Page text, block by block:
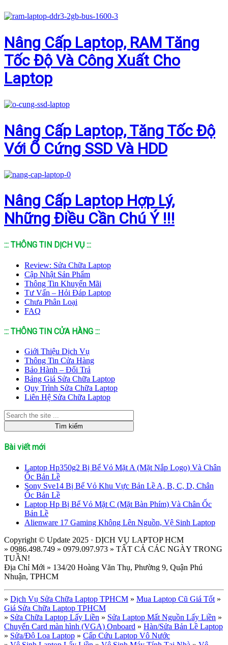
Nâng Cấp Laptop, RAM Tăng
Tốc Độ Và Công Xuất Cho
Laptop
Nâng Cấp Laptop, Tăng Tốc Độ
Với Ổ Cứng SSD Và HDD
Nâng Cấp Laptop Hợp Lý,
Những Điều Cần Chú Ý !!!
::: THÔNG TIN DỊCH VỤ :::
Review: Sửa Chữa Laptop
Cập Nhật Sản Phẩm
Thông Tin Khuyến Mãi
Tư Vấn – Hỏi Đáp Laptop
Chưa Phân Loại
FAQ
::: THÔNG TIN CỬA HÀNG :::
Giới Thiệu Dịch Vụ
Thông Tin Cửa Hàng
Bảo Hành – Đổi Trả
Bảng Giá Sửa Chữa Laptop
Quy Trình Sửa Chữa Laptop
Liên Hệ Sửa Chữa Laptop
Bài viết mới
Laptop Hp350g2 Bị Bể Vỏ Mặt A (Mặt Nắp Logo) Và Chân
Ốc Bản Lề
Sony Sve14 Bị Bể Vỏ Khu Vực Bản Lề A, B, C, D, Chân
Ốc Bản Lề
Laptop Hp Bị Bể Vỏ Mặt C (Mặt Bàn Phím) Và Chân Ốc
Bản Lề
Alienware 17 Gaming Không Lên Nguồn, Vệ Sinh Laptop
Copyright © Update 2025 · DỊCH VỤ LAPTOP HCM
» 0986.498.749 » 0979.097.973 » TẤT CẢ CÁC NGÀY TRONG
TUẦN!
Địa Chỉ Mới » 134/20 Hoàng Văn Thụ, Phường 9, Quận Phú
Nhuận, TPHCM
» Dịch Vụ Sửa Chữa Laptop TPHCM » Mua Laptop Cũ Giá Tốt »
Giá Sửa Chữa Laptop TPHCM
» Sửa Chữa Laptop Lấy Liền » Sửa Laptop Mất Nguồn Lấy Liền »
Chuyển Card màn hình (VGA) Onboard » Hàn/Sửa Bản Lề Laptop
» Sửa/Độ Loa Laptop » Cấp Cứu Laptop Vô Nước